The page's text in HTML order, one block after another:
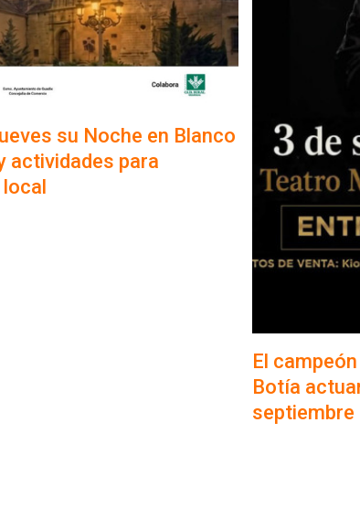
su Noche en Blanco
actividades para
El
Botía
septiembre